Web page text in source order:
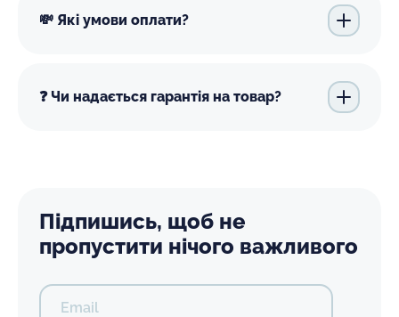
💸 Які умови оплати?
❓ Чи надається гарантія на товар?
Підпишись, щоб не
пропустити нічого важливого
Email